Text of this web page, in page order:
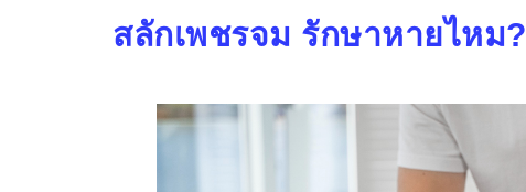
สลักเพชรจม รักษาหายไหม?